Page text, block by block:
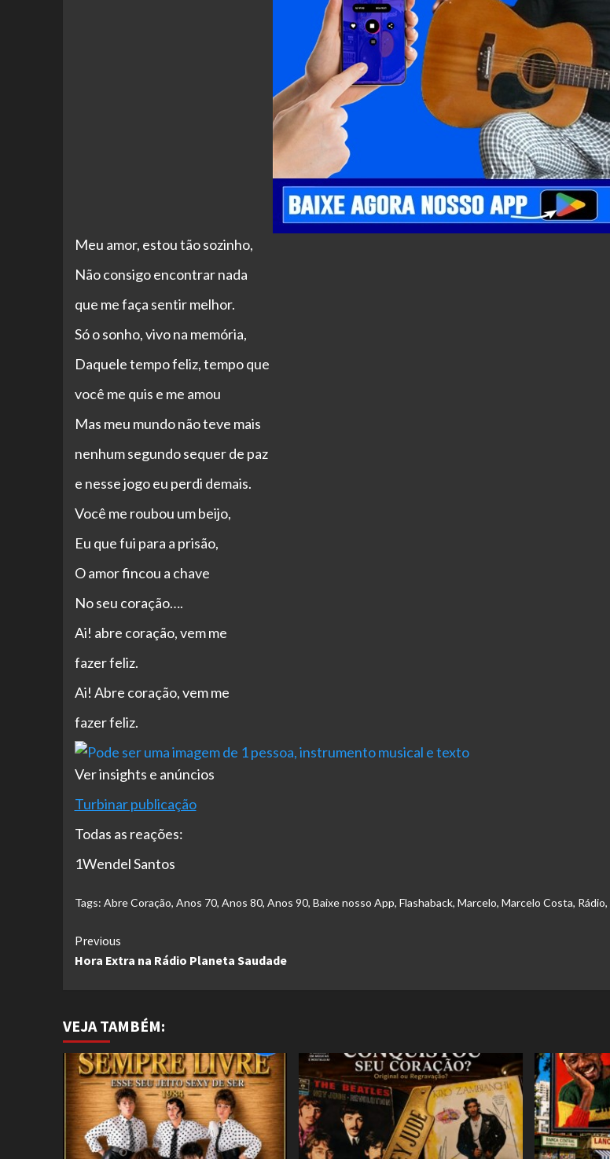
Meu amor, estou tão sozinho,
Não consigo encontrar nada
que me faça sentir melhor.
Só o sonho, vivo na memória,
Daquele tempo feliz, tempo que
você me quis e me amou
Mas meu mundo não teve mais
nenhum segundo sequer de paz
e nesse jogo eu perdi demais.
Você me roubou um beijo,
Eu que fui para a prisão,
O amor fincou a chave
No seu coração….
Ai! abre coração, vem me
fazer feliz.
Ai! Abre coração, vem me
fazer feliz.
Ver insights e anúncios
Turbinar publicação
Todas as reações:
1Wendel Santos
Tags: Abre Coração, Anos 70, Anos 80, Anos 90, Baixe nosso App, Flashaback, Marcelo, Marcelo Costa, Rádio,
Continue
Reading
Previous
Hora Extra na Rádio Planeta Saudade
VEJA TAMBÉM: